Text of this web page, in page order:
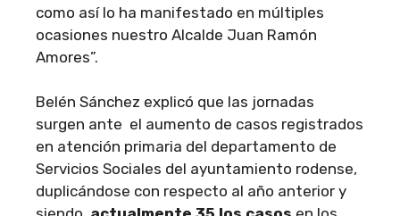
como así lo ha manifestado en múltiples
ocasiones nuestro Alcalde Juan Ramón
Amores”.
Belén Sánchez explicó que las jornadas
surgen ante el aumento de casos registrados
en atención primaria del departamento de
Servicios Sociales del ayuntamiento rodense,
duplicándose con respecto al año anterior y